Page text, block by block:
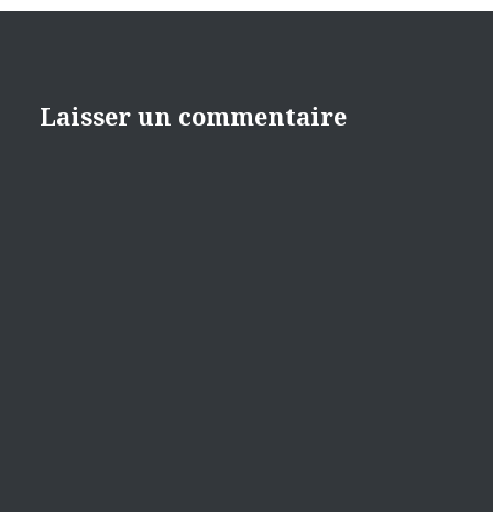
Laisser un commentaire